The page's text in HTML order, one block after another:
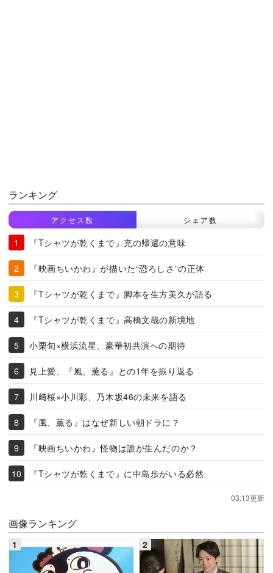
ランキング
アクセス数 シェア数
『Tシャツが乾くまで』充の帰還の意味
『映画ちいかわ』が描いた“恐ろしさ”の正体
『Tシャツが乾くまで』脚本を生方美久が語る
『Tシャツが乾くまで』高橋文哉の新境地
小栗旬×横浜流星、豪華初共演への期待
見上愛、『風、薫る』との1年を振り返る
川﨑桜×小川彩、乃木坂46の未来を語る
『風、薫る』はなぜ新しい朝ドラに？
『映画ちいかわ』怪物は誰が生んだのか？
『Tシャツが乾くまで』に中島歩がいる必然
03:13更新
画像ランキング